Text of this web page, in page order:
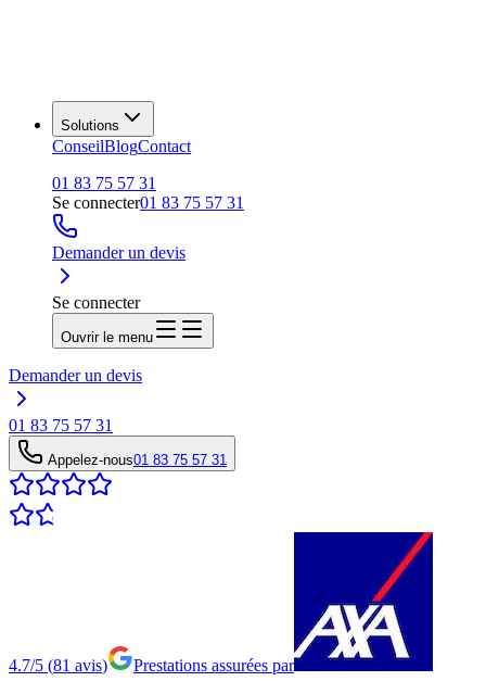
Solutions
ConseilBlogContact
01 83 75 57 31
Se connecter01 83 75 57 31
Demander un devis
Se connecter
Ouvrir le menu
Demander un devis
01 83 75 57 31
Appelez-nous01 83 75 57 31
4.7/5 (81 avis) Prestations assurées par